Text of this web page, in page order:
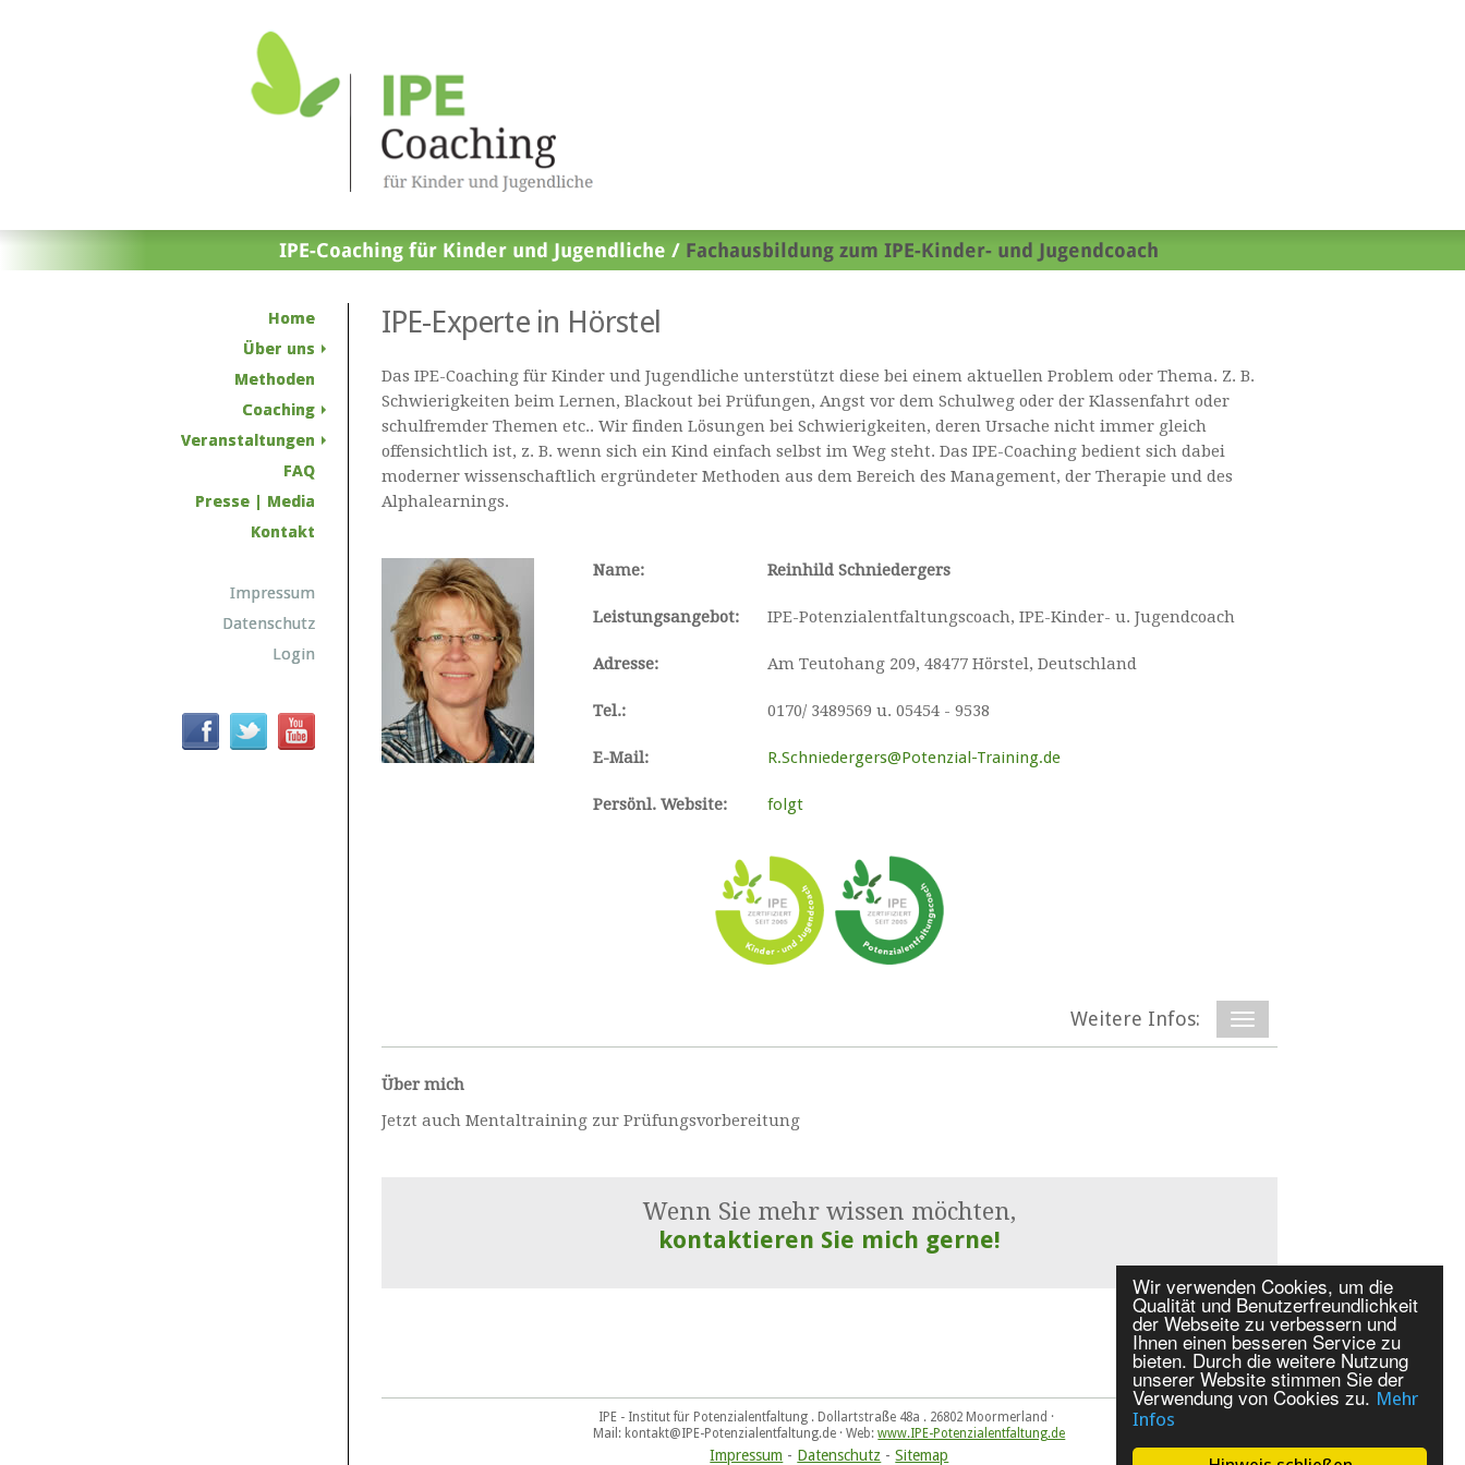
Wir verwenden Cookies, um die
Qualität und Benutzerfreundlichkeit
der Webseite zu verbessern und
Ihnen einen besseren Service zu
bieten. Durch die weitere Nutzung
unserer Website stimmen Sie der
Verwendung von Cookies zu. Mehr
Infos
Home
Über uns
Methoden
Coaching
Veranstaltungen
FAQ
Presse | Media
Kontakt
Impressum
Datenschutz
Login
IPE-Experte in Hörstel
Das IPE-Coaching für Kinder und Jugendliche unterstützt diese bei einem aktuellen Problem oder Thema. Z. B.
Schwierigkeiten beim Lernen, Blackout bei Prüfungen, Angst vor dem Schulweg oder der Klassenfahrt oder
schulfremder Themen etc.. Wir finden Lösungen bei Schwierigkeiten, deren Ursache nicht immer gleich
offensichtlich ist, z. B. wenn sich ein Kind einfach selbst im Weg steht. Das IPE-Coaching bedient sich dabei
moderner wissenschaftlich ergründeter Methoden aus dem Bereich des Management, der Therapie und des
Alphalearnings.
Name: Reinhild Schniedergers
Leistungsangebot: IPE-Potenzialentfaltungscoach, IPE-Kinder- u. Jugendcoach
Adresse: Am Teutohang 209, 48477 Hörstel, Deutschland
Tel.: 0170/ 3489569 u. 05454 - 9538
E-Mail: R.Schniedergers@Potenzial-Training.de
Persönl. Website: folgt
Weitere Infos:
Über mich
Jetzt auch Mentaltraining zur Prüfungsvorbereitung
Wenn Sie mehr wissen möchten,
kontaktieren Sie mich gerne!
IPE - Institut für Potenzialentfaltung . Dollartstraße 48a . 26802 Moormerland ·
Mail: kontakt@IPE-Potenzialentfaltung.de · Web:www.IPE-Potenzialentfaltung.de
Impressum - Datenschutz -Sitemap